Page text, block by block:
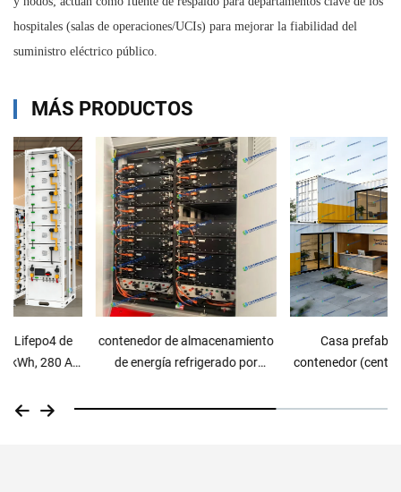
hospitales (salas de operaciones/UCIs) para mejorar la fiabilidad del
suministro eléctrico público.
MÁS PRODUCTOS
contenedor de almacenamiento
de energía refrigerado por
Casa prefabricada de
contenedor (centro de servicio)